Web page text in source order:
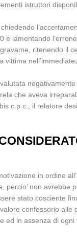
istruttori
lamentando
ritenendo il
che aveva
c.p.c., il relatore
in ordine
non
stato cosciente
confessorio
ed in assenza di